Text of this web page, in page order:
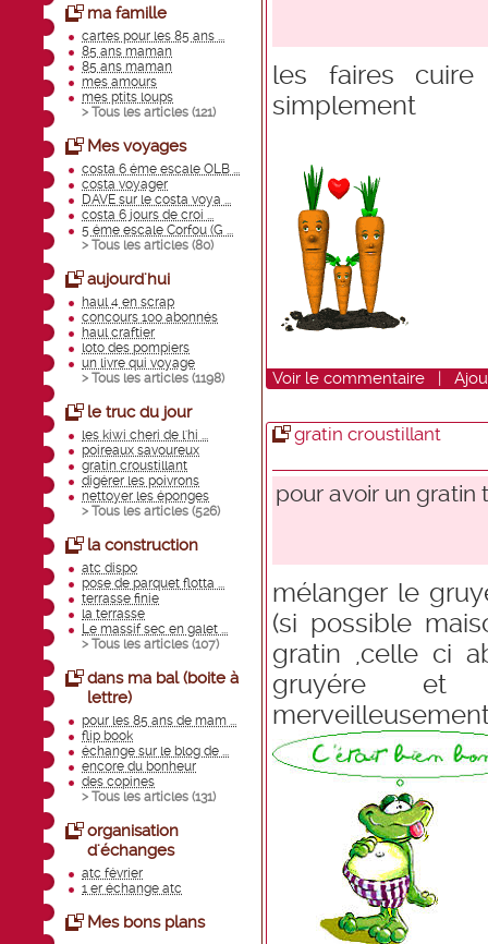
ma famille
cartes pour les 85 ans ...
85 ans maman
85 ans maman
mes amours
mes ptits loups
> Tous les articles (121)
Mes voyages
costa 6 éme escale OLB ...
costa voyager
DAVE sur le costa voya ...
costa 6 jours de croi ...
5 éme escale Corfou (G ...
> Tous les articles (80)
aujourd'hui
haul 4 en scrap
concours 100 abonnés
haul craftier
loto des pompiers
un livre qui voyage
> Tous les articles (1198)
le truc du jour
les kiwi cheri de l'hi ...
poireaux savoureux
gratin croustillant
digérer les poivrons
nettoyer les éponges
> Tous les articles (526)
la construction
atc dispo
pose de parquet flotta ...
terrasse finie
la terrasse
Le massif sec en galet ...
> Tous les articles (107)
dans ma bal (boite à
lettre)
pour les 85 ans de mam ...
flip book
échange sur le blog de ...
encore du bonheur
des copines
> Tous les articles (131)
organisation
d'échanges
atc février
1 er échange atc
Mes bons plans
les faires
simplement
Voir le commentaire |
gratin croustillant
pour avoir un gratin
mélanger le
(si possible
gratin ,celle ci
gruyére et